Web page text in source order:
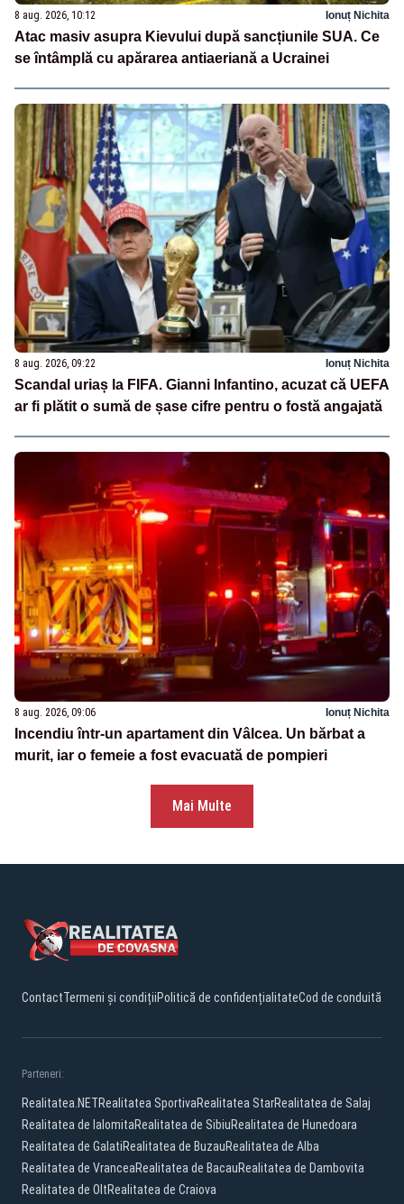
8 aug. 2026, 10:12 Ionuț Nichita
Atac masiv asupra Kievului după sancțiunile SUA. Ce
se întâmplă cu apărarea antiaeriană a Ucrainei
8 aug. 2026, 09:22 Ionuț Nichita
Scandal uriaș la FIFA. Gianni Infantino, acuzat că UEFA
ar fi plătit o sumă de șase cifre pentru o fostă angajată
8 aug. 2026, 09:06 Ionuț Nichita
Incendiu într-un apartament din Vâlcea. Un bărbat a
murit, iar o femeie a fost evacuată de pompieri
Mai Multe
ContactTermeni și condițiiPolitică de confidențialitateCod de conduită
Parteneri:
Realitatea.NETRealitatea SportivaRealitatea StarRealitatea de Salaj
Realitatea de IalomitaRealitatea de SibiuRealitatea de Hunedoara
Realitatea de GalatiRealitatea de BuzauRealitatea de Alba
Realitatea de VranceaRealitatea de BacauRealitatea de Dambovita
Realitatea de OltRealitatea de Craiova